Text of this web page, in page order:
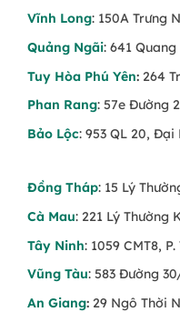
Cúc trắng, baby
Lá phụ & phụ
trang nhã
Khi Nào Nên
Thánh Giá?
🙏Tang lễ người
✝Lễ an táng tại
Công Giáo
Vĩnh Long: 150A Trưng
Quảng Ngãi: 641
Tuy Hòa Phú Yên:264
Phan Rang: 57e Đường
Bảo Lộc: 953 QL 20,
Đồng Tháp: 15 Lý
Cà Mau: 221 Lý Thường
Tây Ninh: 1059 CMT8,
Vũng Tàu: 583 Đường
An Giang: 29 Ngô Thời